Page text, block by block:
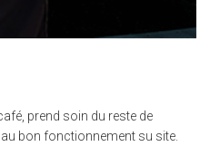
prend soin du reste de
bon fonctionnement su site.